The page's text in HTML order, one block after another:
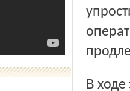
В ходе запуска автоматизированной системы учёта и